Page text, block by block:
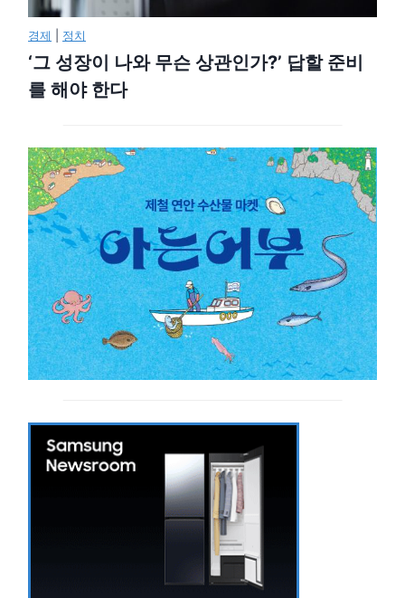
경제 정치
‘그 성장이 나와 무슨 상관인가?’ 답할 준비
를 해야 한다